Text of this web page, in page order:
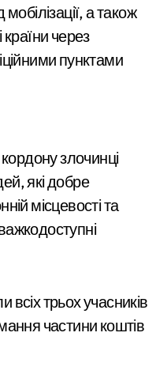
а також
через
пунктами
злочинці
які добре
місцевості та
трьох учасників
частини коштів